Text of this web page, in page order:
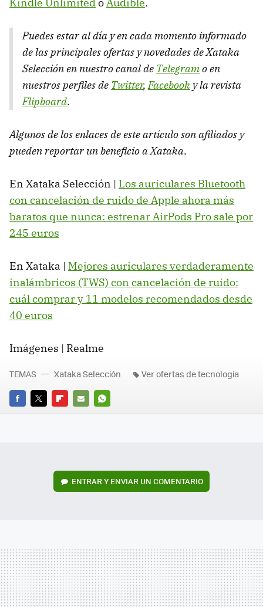
Puedes estar al día y en cada momento informado
de las principales ofertas y novedades de Xataka
Selección en nuestro canal de Telegramo en
nuestros perfiles de Twitter,Facebook y la revista
Flipboard.
Algunos de los enlaces de este artículo son afiliados y
pueden reportar un beneficio a Xataka.
En Xataka Selección | Los auriculares Bluetooth
con cancelación de ruido de Apple ahora más
baratos que nunca: estrenar AirPods Pro sale por
245 euros
En Xataka | Mejores auriculares verdaderamente
inalámbricos (TWS) con cancelación de ruido:
cuál comprar y 11 modelos recomendados desde
40 euros
Imágenes | Realme
FACEBOOK
TWITTERFLIPBOARD
E-
WHATSAPP
TEMAS Xataka Selección Ver ofertas de tecnología
ENTRAR Y ENVIAR UN COMENTARIO